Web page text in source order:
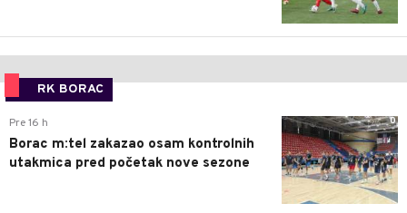
RK BORAC
0
Pre 16 h
Borac m:tel zakazao osam kontrolnih
utakmica pred početak nove sezone